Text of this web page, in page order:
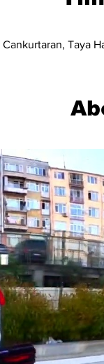
Cankurtaran, Taya